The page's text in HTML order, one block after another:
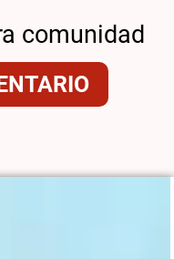
comunidad